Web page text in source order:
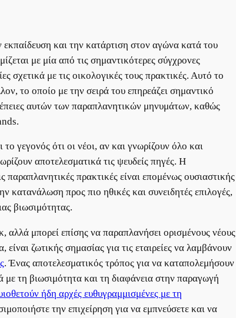
και την κατάρτιση στον αγώνα κατά του
με μία από τις σημαντικότερες σύγχρονες
σχετικά με τις οικολογικές τους πρακτικές. Αυτό το
το οποίο με την σειρά του επηρεάζει σημαντικό
αυτών των παραπλανητικών μηνυμάτων, καθώς
το γεγονός ότι οι νέοι, αν και γνωρίζουν όλο και
αποτελεσματικά τις ψευδείς πηγές. Η
πρακτικές είναι επομένως ουσιαστικής
κατανάλωση προς πιο ηθικές και συνειδητές επιλογές,
βιωσιμότητας.
αλλά μπορεί επίσης να παραπλανήσει ορισμένους νέους
ζωτικής σημασίας για τις εταιρείες να λαμβάνουν
. Ένας αποτελεσματικός τρόπος για να καταπολεμήσουν
με τη βιωσιμότητα και τη διαφάνεια στην παραγωγή
ήδη αρχές ευθυγραμμισμένες με τη
την επιχείρηση για να εμπνεύσετε και να